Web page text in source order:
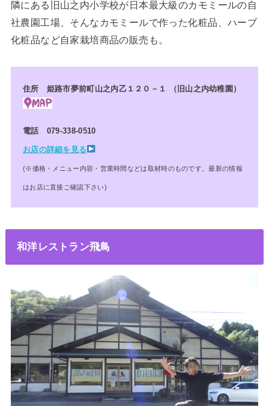
隣にある旧山之内小学校が日本最大級のカモミールの自
社農園工場、そんなカモミールで作った化粧品 、ハーブ
化粧品など自家栽培商品の販売も。
住所 姫路市夢前町山之内乙１２０－１ （旧山之内幼稚園）
電話 079-338-0510
お店の詳細を見る
(※価格・メニュー内容・営業時間などは取材時のものです。最新の情報
はお店に直接ご確認下さい)
和洋レストラン飛鳥